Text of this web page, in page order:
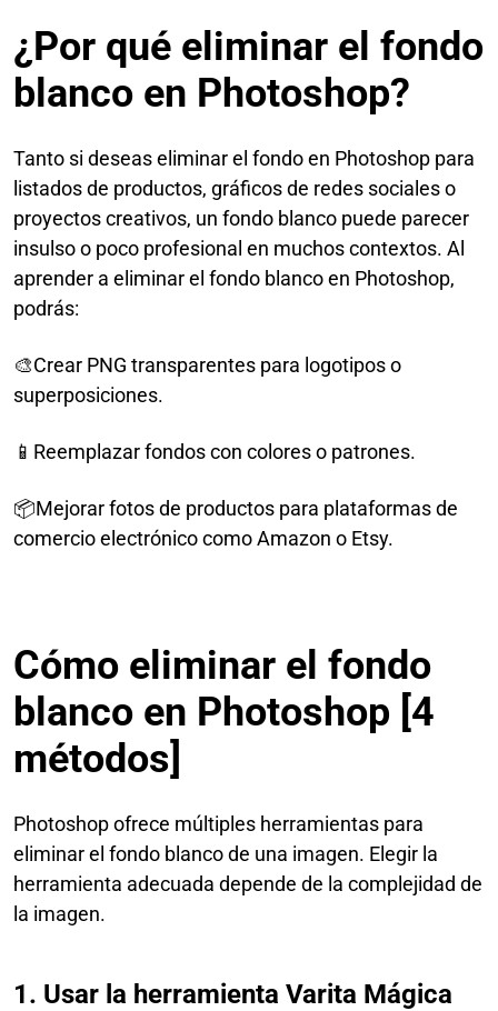
¿Por qué eliminar el fondo
blanco en Photoshop?
Tanto si deseas eliminar el fondo en Photoshop para
listados de productos, gráficos de redes sociales o
proyectos creativos, un fondo blanco puede parecer
insulso o poco profesional en muchos contextos. Al
aprender a eliminar el fondo blanco en Photoshop,
podrás:
🎨Crear PNG transparentes para logotipos o
superposiciones.
📱 Reemplazar fondos con colores o patrones.
📦Mejorar fotos de productos para plataformas de
comercio electrónico como Amazon o Etsy.
Cómo eliminar el fondo
blanco en Photoshop [4
métodos]
Photoshop ofrece múltiples herramientas para
eliminar el fondo blanco de una imagen. Elegir la
herramienta adecuada depende de la complejidad de
la imagen.
1. Usar la herramienta Varita Mágica